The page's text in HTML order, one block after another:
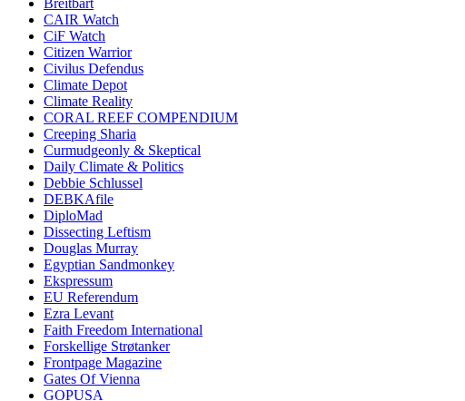
Breitbart
CAIR Watch
CiF Watch
Citizen Warrior
Civilus Defendus
Climate Depot
Climate Reality
CORAL REEF COMPENDIUM
Creeping Sharia
Curmudgeonly & Skeptical
Daily Climate & Politics
Debbie Schlussel
DEBKAfile
DiploMad
Dissecting Leftism
Douglas Murray
Egyptian Sandmonkey
Ekspressum
EU Referendum
Ezra Levant
Faith Freedom International
Forskellige Strøtanker
Frontpage Magazine
Gates Of Vienna
GOPUSA